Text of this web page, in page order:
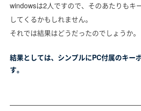
windowsは2人ですので、そのあたりもキ
してくるかもしれません。
それでは結果はどうだったのでしょうか。
結果としては、シンプルにPC付属のキー
す。